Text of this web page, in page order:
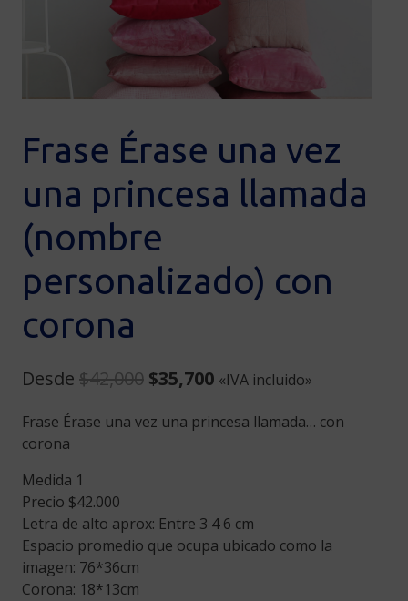
Frase Érase una vez
una princesa llamada
(nombre
personalizado) con
corona
Desde $42,000 Original
was:
$35,700Current
is:
«IVA incluido»
Frase Érase una vez una princesa llamada… con
corona
Medida 1
Precio $42.000
Letra de alto aprox: Entre 3 4 6 cm
Espacio promedio que ocupa ubicado como la
imagen: 76*36cm
Corona: 18*13cm